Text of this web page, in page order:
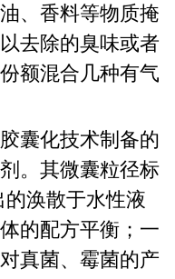
、香料等物质掩
去除的臭味或者
额混合几种有气
囊化技术制备的
。其微囊粒径标
的涣散于水性液
的配方平衡；一
真菌、霉菌的产